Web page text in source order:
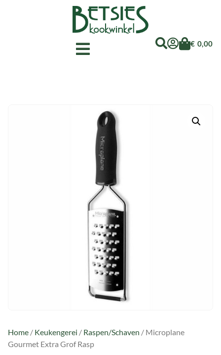
€ 0,00
Home / Keukengerei / Raspen/Schaven / Microplane
Gourmet Extra Grof Rasp